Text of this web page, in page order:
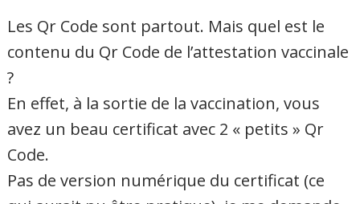
Les Qr Code sont partout. Mais quel est le
contenu du Qr Code de l’attestation vaccinale
?
En effet, à la sortie de la vaccination, vous
avez un beau certificat avec 2 « petits » Qr
Code.
Pas de version numérique du certificat (ce